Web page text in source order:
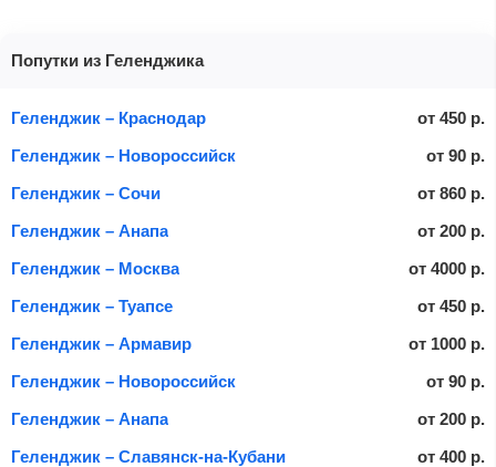
Попутки из Геленджика
Геленджик – Краснодар от 450 р.
Геленджик – Новороссийск
от 90 р.
Геленджик – Сочи
от 860 р.
Геленджик – Анапа
от 200 р.
Геленджик – Москва
от 4000 р.
Геленджик – Туапсе
от 450 р.
Геленджик – Армавир
от 1000 р.
Геленджик – Новороссийск
от 90 р.
Геленджик – Анапа
от 200 р.
Геленджик – Славянск-на-Кубани
от 400 р.